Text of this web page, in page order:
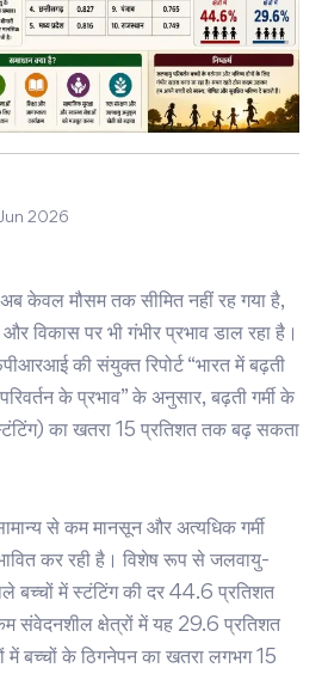
2026
केवल मौसम तक सीमित नहीं रह गया है,
विकास पर भी गंभीर प्रभाव डाल रहा है।
की संयुक्त रिपोर्ट “भारत में बढ़ती
के प्रभाव” के अनुसार, बढ़ती गर्मी के
का खतरा 15 प्रतिशत तक बढ़ सकता
सामान्य से कम मानसून और अत्यधिक गर्मी
कर रही है। विशेष रूप से जलवायु-
बच्चों में स्टंटिंग की दर 44.6 प्रतिशत
संवेदनशील क्षेत्रों में यह 29.6 प्रतिशत
में बच्चों के ठिगनेपन का खतरा लगभग 15